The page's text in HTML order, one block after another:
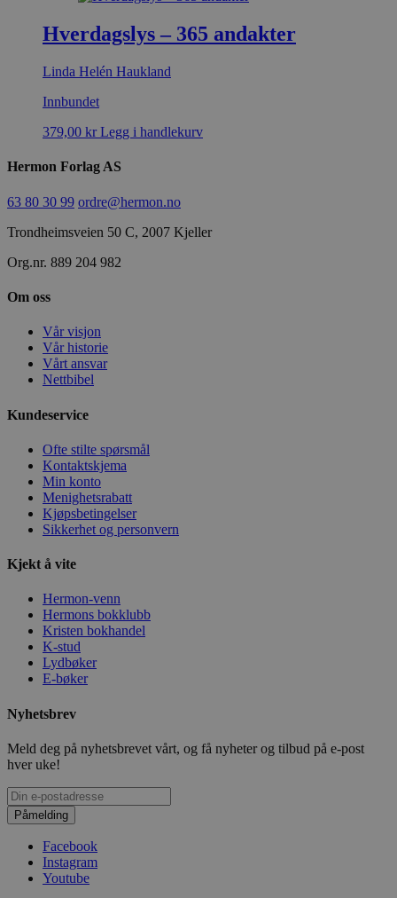
Hverdagslys – 365 andakter
Linda Helén Haukland
Innbundet
379,00 kr Legg i handlekurv
Hermon Forlag AS
63 80 30 99 ordre@hermon.no
Trondheimsveien 50 C, 2007 Kjeller
Org.nr. 889 204 982
Om oss
Vår visjon
Vår historie
Vårt ansvar
Nettbibel
Kundeservice
Ofte stilte spørsmål
Kontaktskjema
Min konto
Menighetsrabatt
Kjøpsbetingelser
Sikkerhet og personvern
Kjekt å vite
Hermon-venn
Hermons bokklubb
Kristen bokhandel
K-stud
Lydbøker
E-bøker
Nyhetsbrev
Meld deg på nyhetsbrevet vårt, og få nyheter og tilbud på e-post
hver uke!
Påmelding
Facebook
Instagram
Youtube